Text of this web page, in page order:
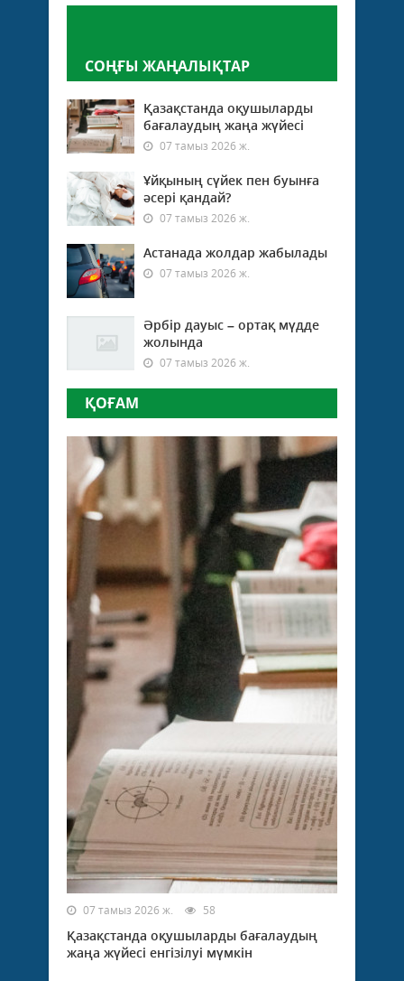
СОҢҒЫ ЖАҢАЛЫҚТАР
Қазақстанда оқушыларды
бағалаудың жаңа жүйесі
07 тамыз 2026 ж.
Ұйқының сүйек пен буынға
әсері қандай?
07 тамыз 2026 ж.
Астанада жолдар жабылады
07 тамыз 2026 ж.
Әрбір дауыс – ортақ мүдде
жолында
07 тамыз 2026 ж.
ҚОҒАМ
07 тамыз 2026 ж. 58
Қазақстанда оқушыларды бағалаудың
жаңа жүйесі енгізілуі мүмкін